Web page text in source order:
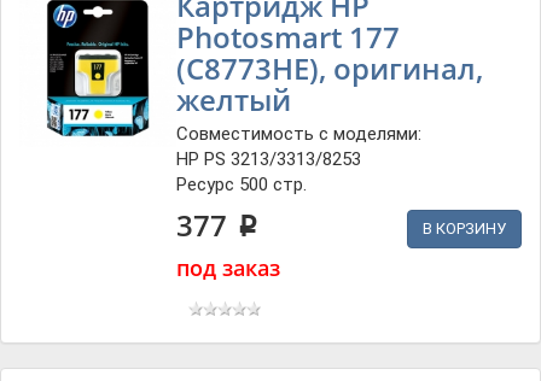
Photosmart 177
(C8773HE), оригинал,
желтый
Совместимость с моделями:
HP PS 3213/3313/8253
Ресурс 500 стр.
377 p
под заказ
В КОРЗИНУ